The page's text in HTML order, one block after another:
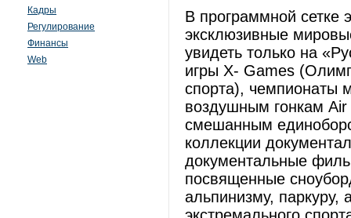
Кадры
Регулирование
Финансы
Web
В программной сетке
эксклюзивные
увидеть только на
игры X- Games
спорта), чемпионаты
воздушным гонкам
смешанным
коллекции
документальные
посвященные
альпинизму,